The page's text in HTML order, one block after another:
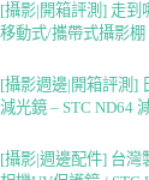
[攝影|開箱評測] 走到
移動式/攜帶式攝影
[攝影週邊|開箱評測]
減光鏡 – STC ND64
[攝影|週邊配件] 台灣